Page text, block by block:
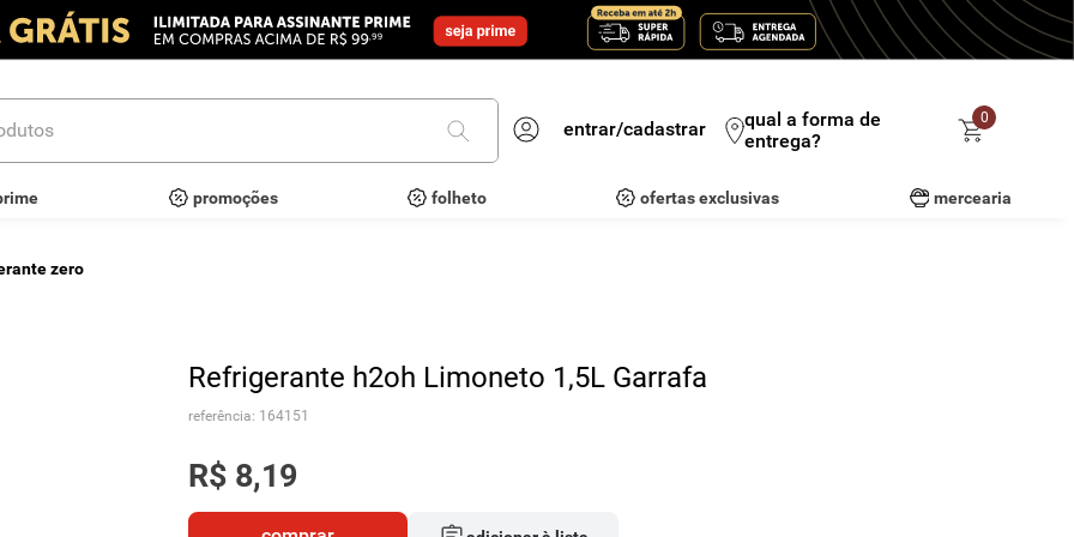
entrar/cadastrar
qual a forma de
entrega?
0
promoções folheto ofertas exclusivas mercearia
zero
Refrigerante h2oh Limoneto 1,5L Garrafa
referência: 164151
R$ 8,19